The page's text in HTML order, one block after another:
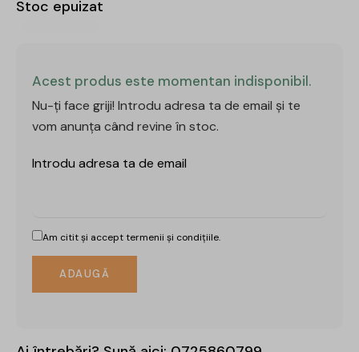
Stoc epuizat
Acest produs este momentan indisponibil.
Nu-ți face griji! Introdu adresa ta de email și te
vom anunța când revine în stoc.
Introdu adresa ta de email
Am citit și accepttermenii și condițiile.